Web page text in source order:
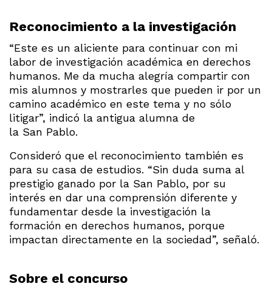
Reconocimiento a la investigación
“Este es un aliciente para continuar con mi
labor de investigación académica en derechos
humanos. Me da mucha alegría compartir con
mis alumnos y mostrarles que pueden ir por un
camino académico en este tema y no sólo
litigar”, indicó la antigua alumna de
la San Pablo.
Consideró que el reconocimiento también es
para su casa de estudios. “Sin duda suma al
prestigio ganado por la San Pablo, por su
interés en dar una comprensión diferente y
fundamentar desde la investigación la
formación en derechos humanos, porque
impactan directamente en la sociedad”, señaló.
Sobre el concurso